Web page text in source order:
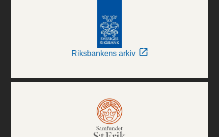
Riksbankens arkiv